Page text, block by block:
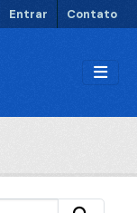
Entrar Contato